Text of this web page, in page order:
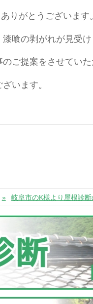
りがとうございます。
喰の剥がれが見受
ご提案をさせていた
います。
岐阜市のK様より屋根診断